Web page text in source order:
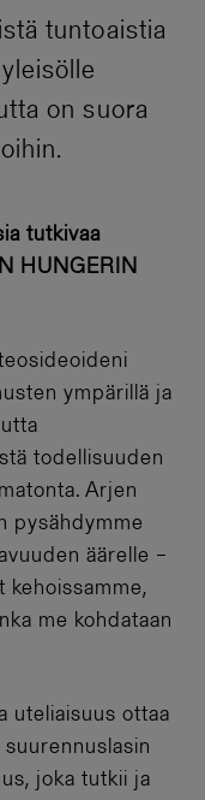
tuntoaistia
on suora
tutkivaa
HUNGERIN
ympärillä ja
todellisuuden
Arjen
pysähdymme
äärelle –
kehoissamme,
me kohdataan
uteliaisuus ottaa
joka tutkii ja